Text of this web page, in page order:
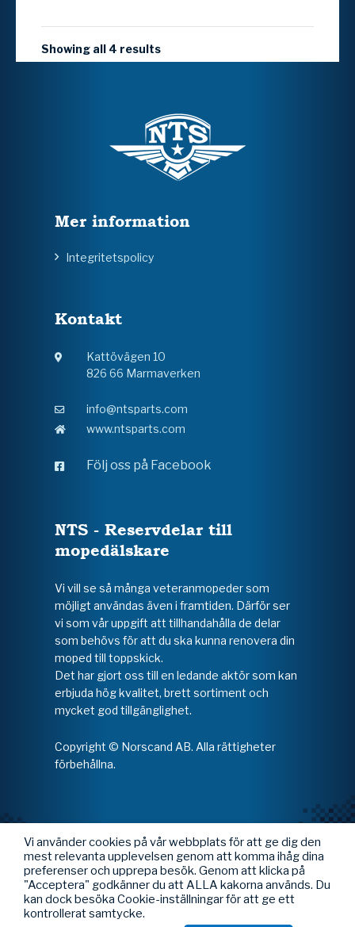
Showing all 4 results
Mer information
Integritetspolicy
Kontakt
Kattövägen 10
826 66 Marmaverken
info@ntsparts.com
www.ntsparts.com
Följ oss på Facebook
NTS - Reservdelar till
mopedälskare
Vi vill se så många veteranmopeder som
möjligt användas även i framtiden. Därför ser
vi som vår uppgift att tillhandahålla de delar
som behövs för att du ska kunna renovera din
moped till toppskick.
Det har gjort oss till en ledande aktör som kan
erbjuda hög kvalitet, brett sortiment och
mycket god tillgänglighet.
Copyright © Norscand AB. Alla rättigheter
förbehållna.
Vi använder cookies på vår webbplats för att ge dig den
mest relevanta upplevelsen genom att komma ihåg dina
preferenser och upprepa besök. Genom att klicka på
"Acceptera" godkänner du att ALLA kakorna används. Du
kan dock besöka Cookie-inställningar för att ge ett
kontrollerat samtycke.